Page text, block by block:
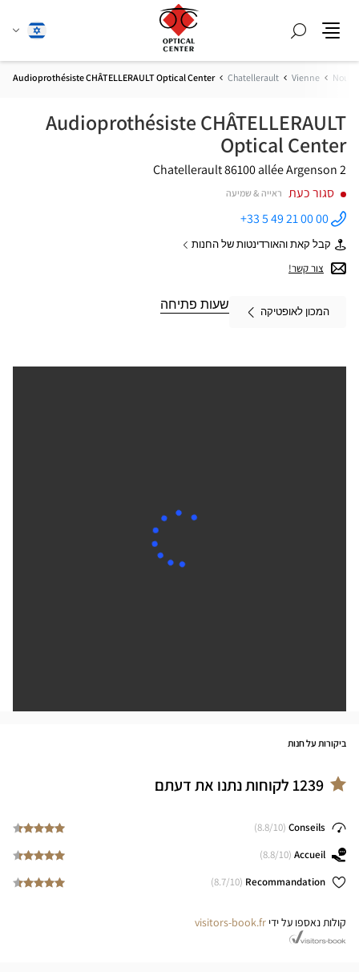
חפש
שנהעברית
Vienne
Chatellerault
Audioprothésiste CHÂTELLERAULT Optical Center
Audioprothésiste CHÂTELLERAULT
Optical Center
2 allée Argenson
86100 Chatellerault
סגור כעת ראייה & שמיעה
התקשר
לחנות
Audioprothésiste
CHÂTELLERAULT
Optical
+33 5 49 21 00 00
קבל קאת והאורדינטות של החנות של
Audioprothésiste
CHÂTELLERAULT
צור קשר!
המכון לאופטיקה
שעות פתיחה
ביקורות על חנות
1239לקוחות נתנו את דעתם
Conseils
(
8.8/10)
Accueil
(
8.8/10)
Recommandation
(
8.7/10)
קולות נאספו על ידי visitors-book.fr